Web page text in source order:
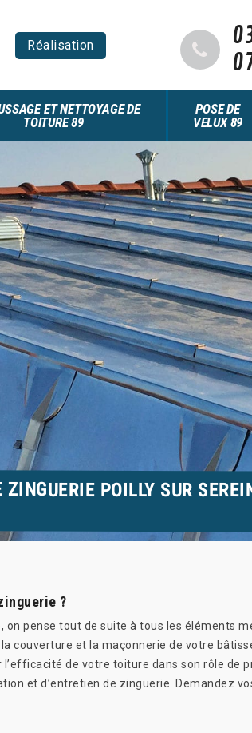
Réalisation
ET NETTOYAGE DE
TOITURE 89
POSE DE
VELUX 89
ZINGUERIE POILLY SUR
?
on pense tout de suite à tous les éléments
couverture et la maçonnerie de votre
de votre toiture dans son rôle de
et d’entretien de zinguerie. Demandez